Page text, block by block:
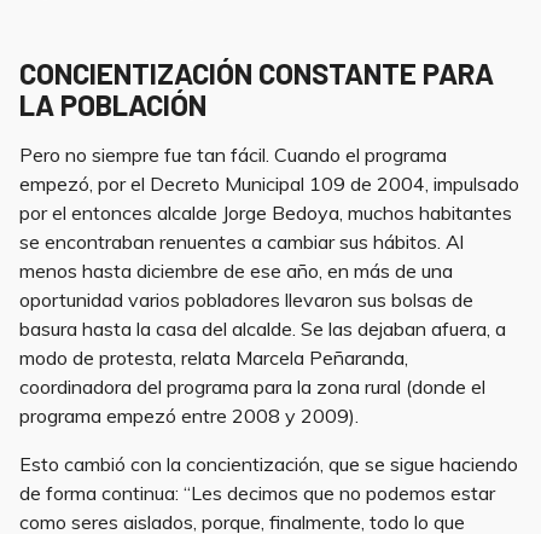
CONCIENTIZACIÓN CONSTANTE PARA
LA POBLACIÓN
Pero no siempre fue tan fácil. Cuando el programa
empezó, por el Decreto Municipal 109 de 2004, impulsado
por el entonces alcalde Jorge Bedoya, muchos habitantes
se encontraban renuentes a cambiar sus hábitos. Al
menos hasta diciembre de ese año, en más de una
oportunidad varios pobladores llevaron sus bolsas de
basura hasta la casa del alcalde. Se las dejaban afuera, a
modo de protesta, relata Marcela Peñaranda,
coordinadora del programa para la zona rural (donde el
programa empezó entre 2008 y 2009).
Esto cambió con la concientización, que se sigue haciendo
de forma continua: “Les decimos que no podemos estar
como seres aislados, porque, finalmente, todo lo que